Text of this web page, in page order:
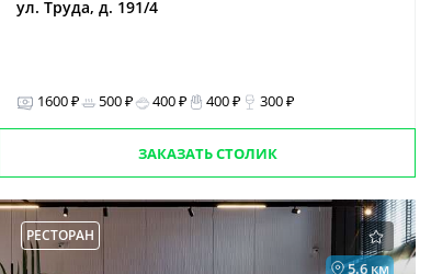
ул. Труда, д. 191/4
1600 ₽ 500 ₽ 400 ₽ 400 ₽ 300 ₽
ЗАКАЗАТЬ СТОЛИК
РЕСТОРАН
5.6 км